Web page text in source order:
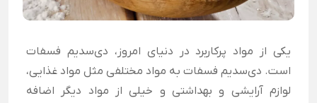
یکی از مواد پرکاربرد در دنیای امروز، دی‌سدیم فسفات
است. دی‌سدیم فسفات به مواد مختلفی مثل مواد غذایی،
لوازم آرایشی و بهداشتی و خیلی از مواد دیگر اضافه